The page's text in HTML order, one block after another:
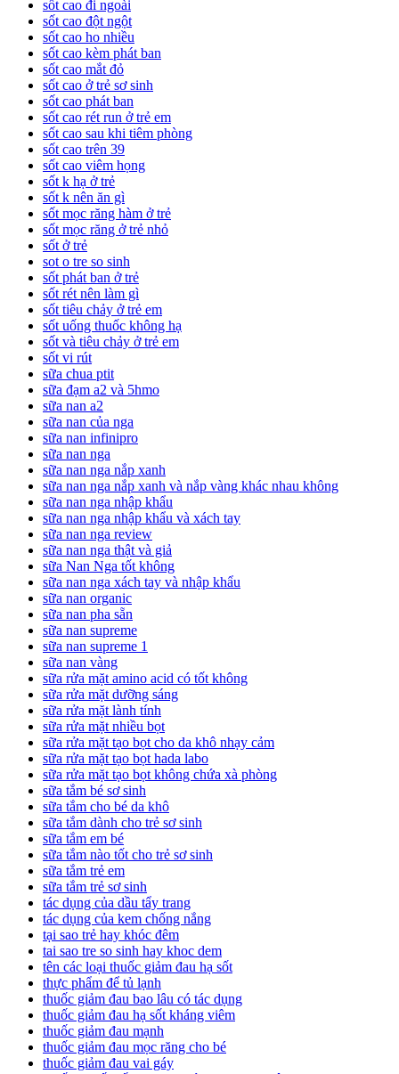
sốt cao đi ngoài
sốt cao đột ngột
sốt cao ho nhiều
sốt cao kèm phát ban
sốt cao mắt đỏ
sốt cao ở trẻ sơ sinh
sốt cao phát ban
sốt cao rét run ở trẻ em
sốt cao sau khi tiêm phòng
sốt cao trên 39
sốt cao viêm họng
sốt k hạ ở trẻ
sốt k nên ăn gì
sốt mọc răng hàm ở trẻ
sốt mọc răng ở trẻ nhỏ
sốt ở trẻ
sot o tre so sinh
sốt phát ban ở trẻ
sốt rét nên làm gì
sốt tiêu chảy ở trẻ em
sốt uống thuốc không hạ
sốt và tiêu chảy ở trẻ em
sốt vi rút
sữa chua ptit
sữa đạm a2 và 5hmo
sữa nan a2
sữa nan của nga
sữa nan infinipro
sữa nan nga
sữa nan nga nắp xanh
sữa nan nga nắp xanh và nắp vàng khác nhau không
sữa nan nga nhập khẩu
sữa nan nga nhập khẩu và xách tay
sữa nan nga review
sữa nan nga thật và giả
sữa Nan Nga tốt không
sữa nan nga xách tay và nhập khẩu
sữa nan organic
sữa nan pha sẵn
sữa nan supreme
sữa nan supreme 1
sữa nan vàng
sữa rửa mặt amino acid có tốt không
sữa rửa mặt dưỡng sáng
sữa rửa mặt lành tính
sữa rửa mặt nhiều bọt
sữa rửa mặt tạo bọt cho da khô nhạy cảm
sữa rửa mặt tạo bọt hada labo
sữa rửa mặt tạo bọt không chứa xà phòng
sữa tắm bé sơ sinh
sữa tắm cho bé da khô
sữa tắm dành cho trẻ sơ sinh
sữa tắm em bé
sữa tắm nào tốt cho trẻ sơ sinh
sữa tắm trẻ em
sữa tắm trẻ sơ sinh
tác dụng của dầu tẩy trang
tác dụng của kem chống nắng
tại sao trẻ hay khóc đêm
tai sao tre so sinh hay khoc dem
tên các loại thuốc giảm đau hạ sốt
thực phẩm để tủ lạnh
thuốc giảm đau bao lâu có tác dụng
thuốc giảm đau hạ sốt kháng viêm
thuốc giảm đau mạnh
thuốc giảm đau mọc răng cho bé
thuốc giảm đau vai gáy